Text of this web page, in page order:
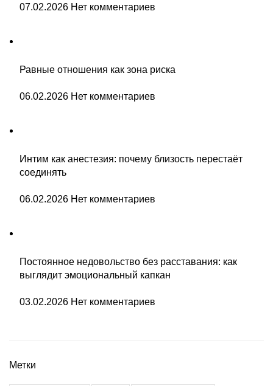
07.02.2026 Нет комментариев
Равные отношения как зона риска
06.02.2026 Нет комментариев
Интим как анестезия: почему близость перестаёт
соединять
06.02.2026 Нет комментариев
Постоянное недовольство без расставания: как
выглядит эмоциональный капкан
03.02.2026 Нет комментариев
Метки